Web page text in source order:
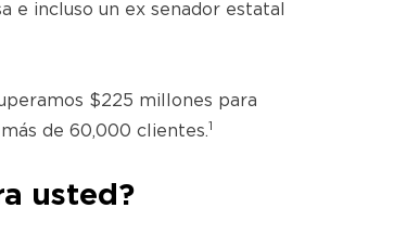
e incluso un ex senador estatal
$225 millones para
de 60,000 clientes.1
usted?